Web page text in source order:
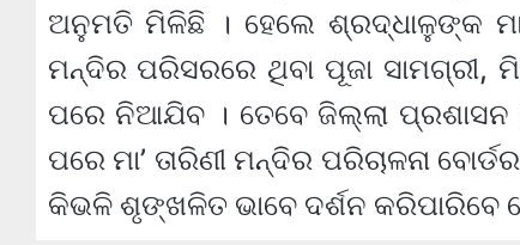
ଅନୁମତି ମିଳିଛି । ହେଲେ ଶ୍ରଦ୍ଧାଳୁଙ୍କ
ମନ୍ଦିର ପରିସରରେ ଥିବା ପୂଜା
ପରେ ନିଆଯିବ । ତେବେ ଜିଲ୍ଲା ପ୍ରଶାସନ
ପରେ ମା’ ତାରିଣୀ ମନ୍ଦିର ପରିଚାଳନା
କିଭଳି ଶୃଙ୍ଖଳିତ ଭାବେ ଦର୍ଶନ କରିପାରିବେ